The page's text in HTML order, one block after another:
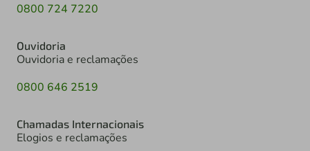
0800 724 7220
Ouvidoria
Ouvidoria e reclamações
0800 646 2519
Chamadas Internacionais
Elogios e reclamações